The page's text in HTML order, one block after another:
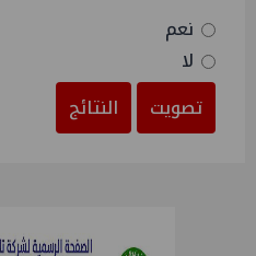
نعم
لا
تصويت
النتائج